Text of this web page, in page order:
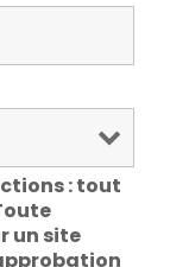
: tout
un site